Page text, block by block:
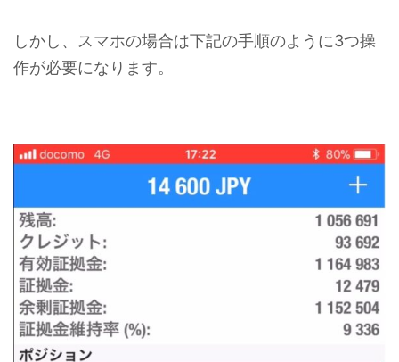
しかし、スマホの場合は下記の手順のように3つ操
作が必要になります。